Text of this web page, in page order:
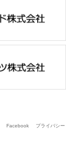
Facebook
プライバシー